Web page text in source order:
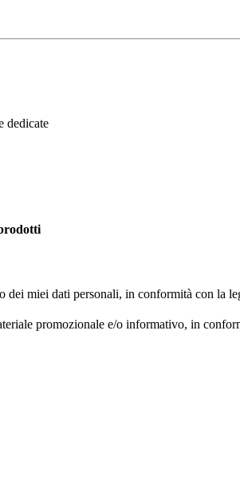
dedicate
dei miei dati personali, in conformità con la
promozionale e/o informativo, in